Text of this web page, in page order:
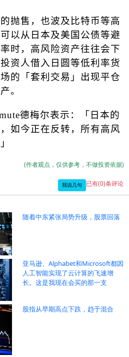
抛售，也波及比特币等高
以从日本及美国公债等避
时，高风险资产往往会下
资人借入日圆等低利率货
的「套利交易」出现平仓
。
德梅尔表示：「日本的
如今正在反转，所有高风
(作者观点，仅供参考，不做投资依据)
我说几句 已有(0)条评论
随着中东紧张局势升级，股票回落
亚马逊、Alphabet和Microsoft都因
人工智能实现了云计算的飞速增
长。这是我现在会买的那一支
股指从早期高点下跌，趋于混合